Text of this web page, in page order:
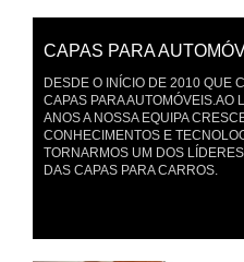
CAPAS PARA
DESDE O INÍCIO DE 2010 QUE
CAPAS PARA AUTOMÓVEIS.AO
ANOS A NOSSA EQUIPA
CONHECIMENTOS E
TORNARMOS UM DOS
DAS CAPAS PARA CARROS.